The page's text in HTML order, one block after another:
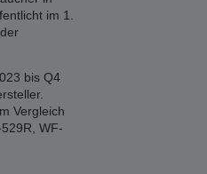
im 1.
bis Q4
Vergleich
WF-